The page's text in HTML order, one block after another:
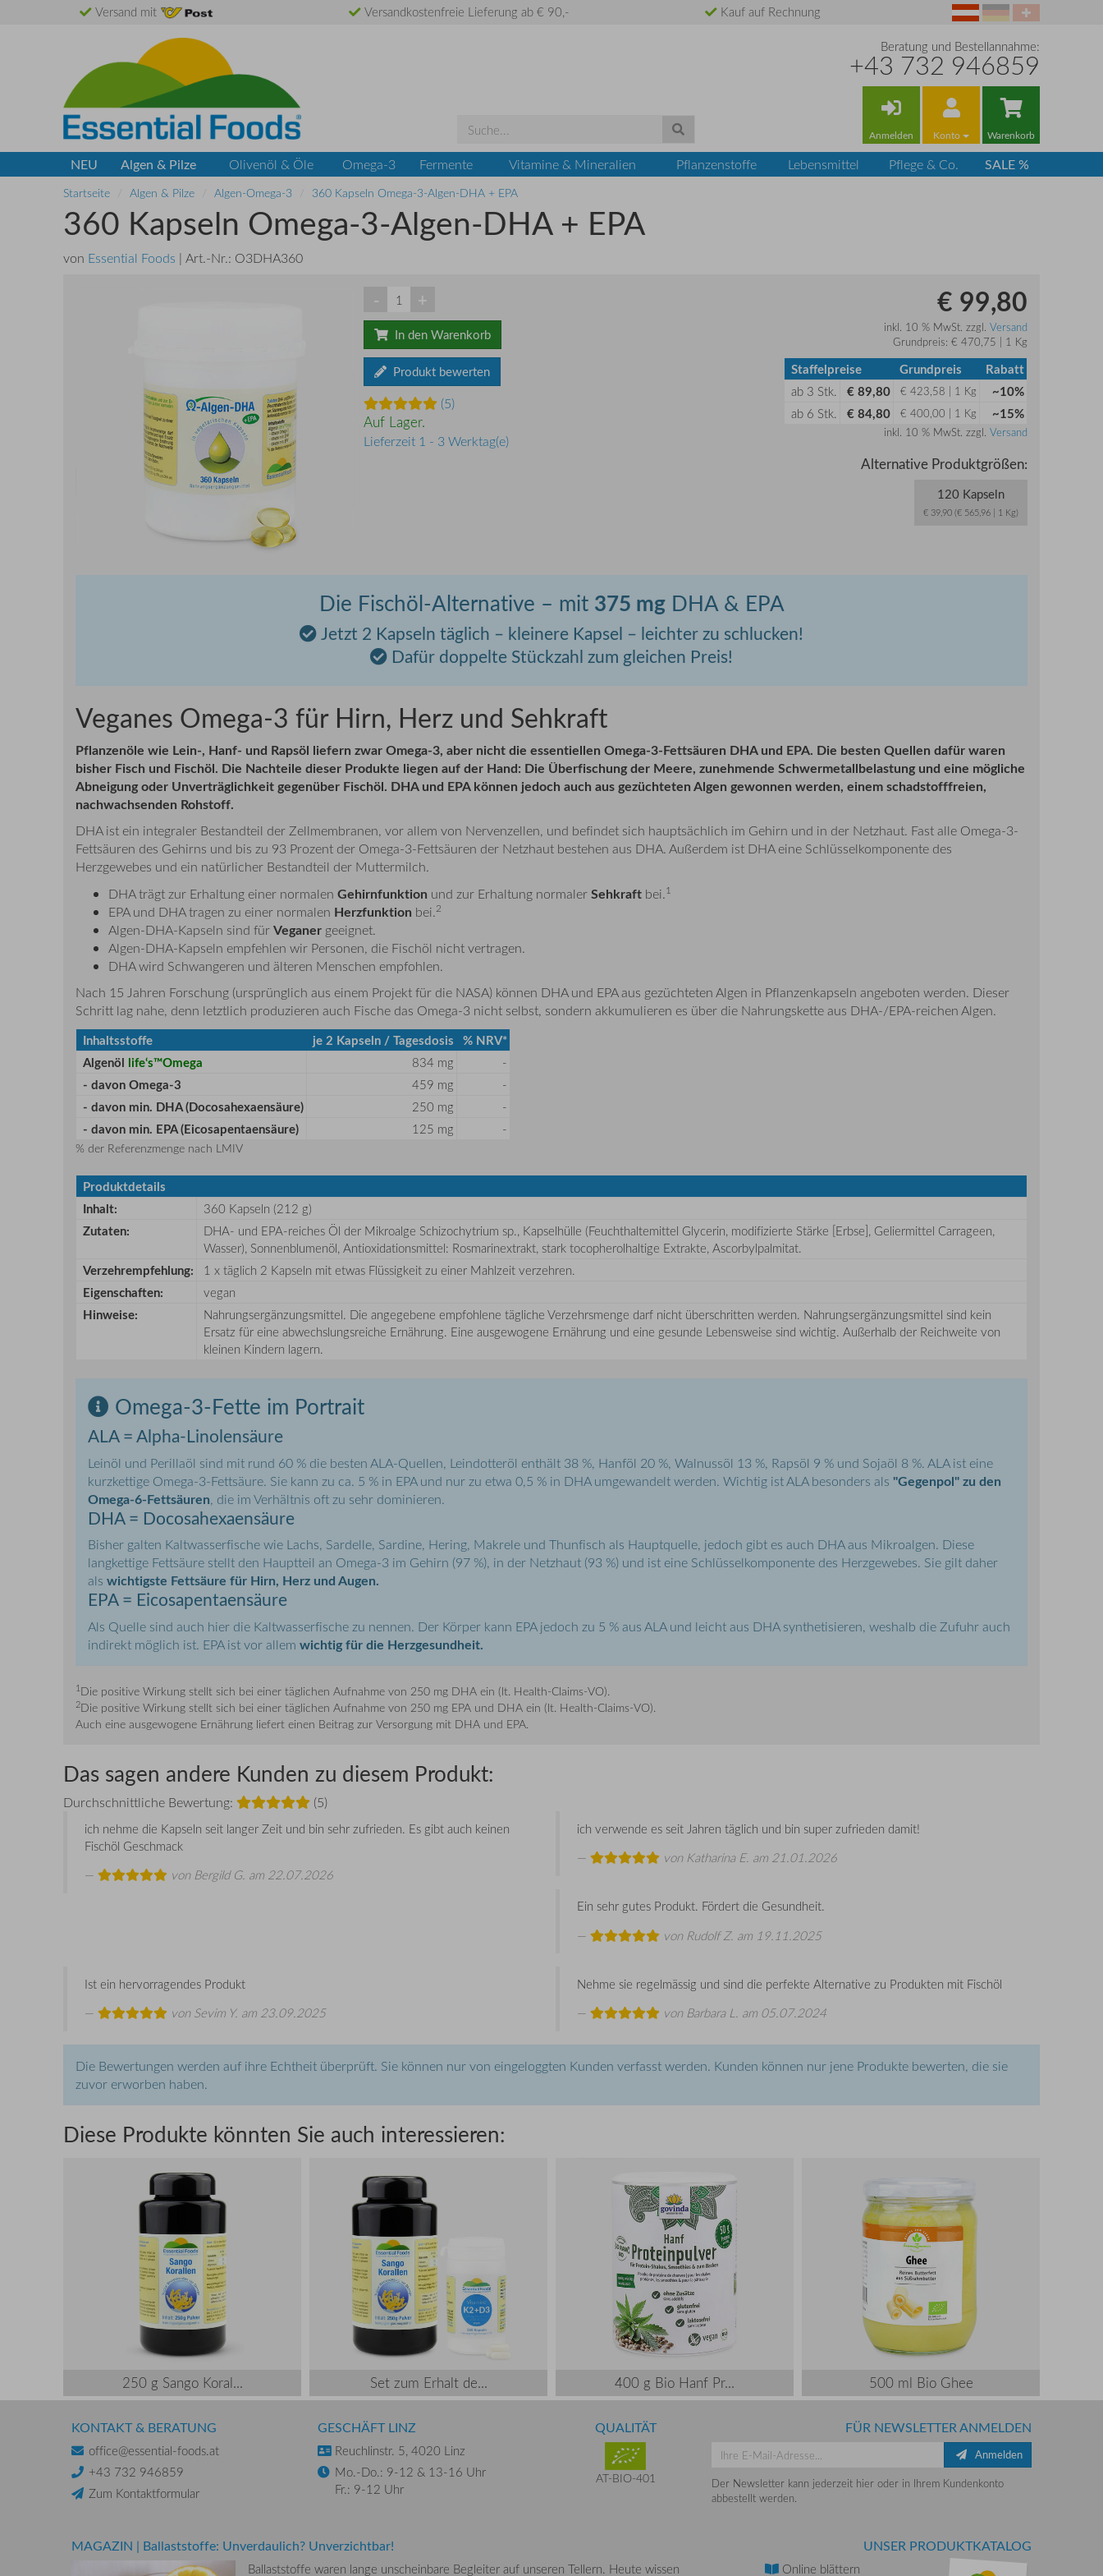
Versand mit Versandkostenfreie Lieferung ab € 90,- Kauf auf Rechnung
Beratung und Bestellannahme:
+43 732 946859
Anmelden Konto Warenkorb
NEU Algen & Pilze Olivenöl & Öle Omega-3 Fermente Vitamine & Mineralien Pflanzenstoffe Lebensmittel Pflege & Co. SALE %
Startseite Algen & Pilze Algen-Omega-3 360 Kapseln Omega-3-Algen-DHA + EPA
360 Kapseln Omega-3-Algen-DHA + EPA
von Essential Foods | Art.-Nr.: O3DHA360
- +
In den Warenkorb
Produkt bewerten
(5)
Auf Lager.
Lieferzeit 1 - 3 Werktag(e)
€ 99,80
inkl. 10 % MwSt. zzgl. Versand
Grundpreis: € 470,75 | 1 Kg
Staffelpreise Grundpreis Rabatt
ab 3 Stk. € 89,80 € 423,58 | 1 Kg ~10%
ab 6 Stk. € 84,80 € 400,00 | 1 Kg ~15%
inkl. 10 % MwSt. zzgl. Versand
Alternative Produktgrößen:
120 Kapseln
€ 39,90 (€ 565,96 | 1 Kg)
Die Fischöl-Alternative – mit 375 mgDHA & EPA
Jetzt 2 Kapseln täglich – kleinere Kapsel – leichter zu schlucken!
Dafür doppelte Stückzahl zum gleichen Preis!
Veganes Omega-3 für Hirn, Herz und Sehkraft
Pflanzenöle wie Lein-, Hanf- und Rapsöl liefern zwar Omega-3, aber nicht die essentiellen Omega-3-Fettsäuren DHA und EPA. Die besten Quellen dafür waren
bisher Fisch und Fischöl. Die Nachteile dieser Produkte liegen auf der Hand: Die Überfischung der Meere, zunehmende Schwermetallbelastung und eine mögliche
Abneigung oder Unverträglichkeit gegenüber Fischöl. DHA und EPA können jedoch auch aus gezüchteten Algen gewonnen werden, einem schadstofffreien,
nachwachsenden Rohstoff.
DHA ist ein integraler Bestandteil der Zellmembranen, vor allem von Nervenzellen, und befindet sich hauptsächlich im Gehirn und in der Netzhaut. Fast alle Omega-3-
Fettsäuren des Gehirns und bis zu 93 Prozent der Omega-3-Fettsäuren der Netzhaut bestehen aus DHA. Außerdem ist DHA eine Schlüsselkomponente des
Herzgewebes und ein natürlicher Bestandteil der Muttermilch.
DHA trägt zur Erhaltung einer normalen Gehirnfunktion und zur Erhaltung normalerSehkraft bei.1
EPA und DHA tragen zu einer normalen Herzfunktion bei.2
Algen-DHA-Kapseln sind fürVeganer geeignet.
Algen-DHA-Kapseln empfehlen wir Personen, die Fischöl nicht vertragen.
DHA wird Schwangeren und älteren Menschen empfohlen.
Nach 15 Jahren Forschung (ursprünglich aus einem Projekt für die NASA) können DHA und EPA aus gezüchteten Algen in Pflanzenkapseln angeboten werden. Dieser
Schritt lag nahe, denn letztlich produzieren auch Fische das Omega-3 nicht selbst, sondern akkumulieren es über die Nahrungskette aus DHA-/EPA-reichen Algen.
Inhaltsstoffe je 2 Kapseln / Tagesdosis % NRV*
Algenöl life‘s™Omega 834 mg -
- davon Omega-3 459 mg -
- davon min. DHA (Docosahexaensäure) 250 mg -
- davon min. EPA (Eicosapentaensäure) 125 mg -
% der Referenzmenge nach LMIV
Produktdetails
Inhalt:
360 Kapseln (212 g)
Zutaten:
DHA- und EPA-reiches Öl der Mikroalge Schizochytrium sp., Kapselhülle (Feuchthaltemittel Glycerin, modifizierte Stärke [Erbse], Geliermittel Carrageen,
Wasser), Sonnenblumenöl, Antioxidationsmittel: Rosmarinextrakt, stark tocopherolhaltige Extrakte, Ascorbylpalmitat.
Verzehrempfehlung: 1 x täglich 2 Kapseln mit etwas Flüssigkeit zu einer Mahlzeit verzehren.
Eigenschaften: vegan
Hinweise:
Nahrungsergänzungsmittel. Die angegebene empfohlene tägliche Verzehrsmenge darf nicht überschritten werden. Nahrungsergänzungsmittel sind kein
Ersatz für eine abwechslungsreiche Ernährung. Eine ausgewogene Ernährung und eine gesunde Lebensweise sind wichtig. Außerhalb der Reichweite von
kleinen Kindern lagern.
Omega-3-Fette im Portrait
ALA = Alpha-Linolensäure
Leinöl und Perillaöl sind mit rund 60 % die besten ALA-Quellen, Leindotteröl enthält 38 %, Hanföl 20 %, Walnussöl 13 %, Rapsöl 9 % und Sojaöl 8 %. ALA ist eine
kurzkettige Omega-3-Fettsäure. Sie kann zu ca. 5 % in EPA und nur zu etwa 0,5 % in DHA umgewandelt werden. Wichtig ist ALA besonders als "Gegenpol" zu den
Omega-6-Fettsäuren, die im Verhältnis oft zu sehr dominieren.
DHA = Docosahexaensäure
Bisher galten Kaltwasserfische wie Lachs, Sardelle, Sardine, Hering, Makrele und Thunfisch als Hauptquelle, jedoch gibt es auch DHA aus Mikroalgen. Diese
langkettige Fettsäure stellt den Hauptteil an Omega-3 im Gehirn (97 %), in der Netzhaut (93 %) und ist eine Schlüsselkomponente des Herzgewebes. Sie gilt daher
als wichtigste Fettsäure für Hirn, Herz und Augen.
EPA = Eicosapentaensäure
Als Quelle sind auch hier die Kaltwasserfische zu nennen. Der Körper kann EPA jedoch zu 5 % aus ALA und leicht aus DHA synthetisieren, weshalb die Zufuhr auch
indirekt möglich ist. EPA ist vor allem wichtig für die Herzgesundheit.
1 Die positive Wirkung stellt sich bei einer täglichen Aufnahme von 250 mg DHA ein (lt. Health-Claims-VO).
2Die positive Wirkung stellt sich bei einer täglichen Aufnahme von 250 mg EPA und DHA ein (lt. Health-Claims-VO).
Auch eine ausgewogene Ernährung liefert einen Beitrag zur Versorgung mit DHA und EPA.
Das sagen andere Kunden zu diesem Produkt:
Durchschnittliche Bewertung: (5)
ich nehme die Kapseln seit langer Zeit und bin sehr zufrieden. Es gibt auch keinen
Fischöl Geschmack
von Bergild G. am 22.07.2026
ich verwende es seit Jahren täglich und bin super zufrieden damit!
von Katharina E. am 21.01.2026
Ein sehr gutes Produkt. Fördert die Gesundheit.
von Rudolf Z. am 19.11.2025
Ist ein hervorragendes Produkt
von Sevim Y. am 23.09.2025
Nehme sie regelmässig und sind die perfekte Alternative zu Produkten mit Fischöl
von Barbara L. am 05.07.2024
Die Bewertungen werden auf ihre Echtheit überprüft. Sie können nur von eingeloggten Kunden verfasst werden. Kunden können nur jene Produkte bewerten, die sie
zuvor erworben haben.
Diese Produkte könnten Sie auch interessieren:
250 g Sango Koral... Set zum Erhalt de... 400 g Bio Hanf Pr... 500 ml Bio Ghee
KONTAKT & BERATUNG
office@essential-foods.at
+43 732 946859
Zum Kontaktformular
GESCHÄFT LINZ
Reuchlinstr. 5, 4020 Linz
Mo.-Do.: 9-12 & 13-16 Uhr
Fr.: 9-12 Uhr
QUALITÄT
AT-BIO-401
FÜR NEWSLETTER ANMELDEN
Anmelden
Der Newsletter kann jederzeit hier oder in Ihrem Kundenkonto
abbestellt werden.
MAGAZIN | Ballaststoffe: Unverdaulich? Unverzichtbar!
Ballaststoffe waren lange unscheinbare Begleiter auf unseren Tellern. Heute wissen
UNSER PRODUKTKATALOG
Online blättern